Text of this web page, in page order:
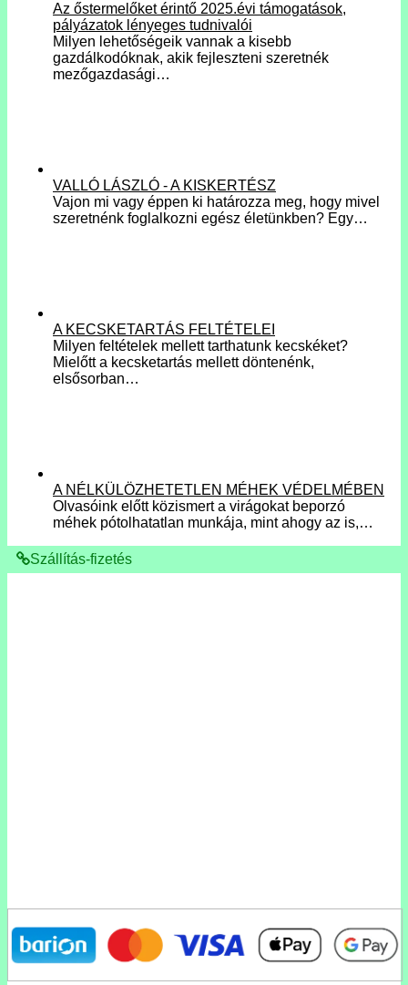
Az őstermelőket érintő 2025.évi támogatások,
pályázatok lényeges tudnivalói
Milyen lehetőségeik vannak a kisebb
gazdálkodóknak, akik fejleszteni szeretnék
mezőgazdasági…
VALLÓ LÁSZLÓ - A KISKERTÉSZ
Vajon mi vagy éppen ki határozza meg, hogy mivel
szeretnénk foglalkozni egész életünkben? Egy…
A KECSKETARTÁS FELTÉTELEI
Milyen feltételek mellett tarthatunk kecskéket?
Mielőtt a kecsketartás mellett döntenénk,
elsősorban…
A NÉLKÜLÖZHETETLEN MÉHEK VÉDELMÉBEN
Olvasóink előtt közismert a virágokat beporzó
méhek pótolhatatlan munkája, mint ahogy az is,…
Szállítás-fizetés